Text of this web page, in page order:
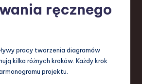
ręcznego
pracy tworzenia diagramów
kilka różnych kroków. Każdy krok
projektu.